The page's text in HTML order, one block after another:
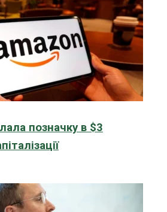
позначку в $3